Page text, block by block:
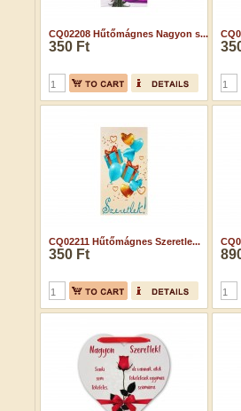
CQ02208 Hűtőmágnes Nagyon s...
350 Ft
CQ02211 Hűtőmágnes Szeretle...
350 Ft